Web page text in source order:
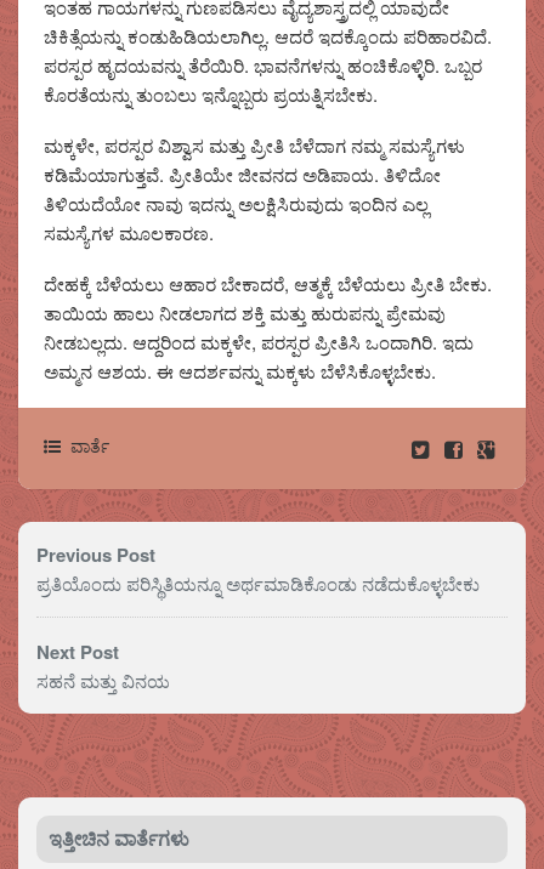
ಇಂತಹ ಗಾಯಗಳನ್ನು ಗುಣಪಡಿಸಲು ವೈದ್ಯಶಾಸ್ತ್ರದಲ್ಲಿ ಯಾವುದೇ
ಚಿಕಿತ್ಸೆಯನ್ನು ಕಂಡುಹಿಡಿಯಲಾಗಿಲ್ಲ. ಆದರೆ ಇದಕ್ಕೊಂದು ಪರಿಹಾರವಿದೆ.
ಪರಸ್ಪರ ಹೃದಯವನ್ನು ತೆರೆಯಿರಿ. ಭಾವನೆಗಳನ್ನು ಹಂಚಿಕೊಳ್ಳಿರಿ. ಒಬ್ಬರ
ಕೊರತೆಯನ್ನು ತುಂಬಲು ಇನ್ನೊಬ್ಬರು ಪ್ರಯತ್ನಿಸಬೇಕು.
ಮಕ್ಕಳೇ, ಪರಸ್ಪರ ವಿಶ್ವಾಸ ಮತ್ತು ಪ್ರೀತಿ ಬೆಳೆದಾಗ ನಮ್ಮ ಸಮಸ್ಯೆಗಳು
ಕಡಿಮೆಯಾಗುತ್ತವೆ. ಪ್ರೀತಿಯೇ ಜೀವನದ ಅಡಿಪಾಯ. ತಿಳಿದೋ
ತಿಳಿಯದೆಯೋ ನಾವು ಇದನ್ನು ಅಲಕ್ಷಿಸಿರುವುದು ಇಂದಿನ ಎಲ್ಲ
ಸಮಸ್ಯೆಗಳ ಮೂಲಕಾರಣ.
ದೇಹಕ್ಕೆ ಬೆಳೆಯಲು ಆಹಾರ ಬೇಕಾದರೆ, ಆತ್ಮಕ್ಕೆ ಬೆಳೆಯಲು ಪ್ರೀತಿ ಬೇಕು.
ತಾಯಿಯ ಹಾಲು ನೀಡಲಾಗದ ಶಕ್ತಿ ಮತ್ತು ಹುರುಪನ್ನು ಪ್ರೇಮವು
ನೀಡಬಲ್ಲದು. ಆದ್ದರಿಂದ ಮಕ್ಕಳೇ, ಪರಸ್ಪರ ಪ್ರೀತಿಸಿ ಒಂದಾಗಿರಿ. ಇದು
ಅಮ್ಮನ ಆಶಯ. ಈ ಆದರ್ಶವನ್ನು ಮಕ್ಕಳು ಬೆಳೆಸಿಕೊಳ್ಳಬೇಕು.
ವಾರ್ತೆ
Previous Post
ಪ್ರತಿಯೊಂದು ಪರಿಸ್ಥಿತಿಯನ್ನೂ ಅರ್ಥಮಾಡಿಕೊಂಡು ನಡೆದುಕೊಳ್ಳಬೇಕು
Next Post
ಸಹನೆ ಮತ್ತು ವಿನಯ
ಇತ್ತೀಚಿನ ವಾರ್ತೆಗಳು